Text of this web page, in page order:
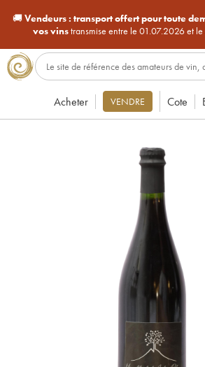
🚚Vendeurs : transport offert pour toute
vos vinstransmise entre le 01.07.2026 et
Acheter VENDRE Cote